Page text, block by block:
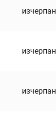
изчерпан
изчерпан
изчерпан